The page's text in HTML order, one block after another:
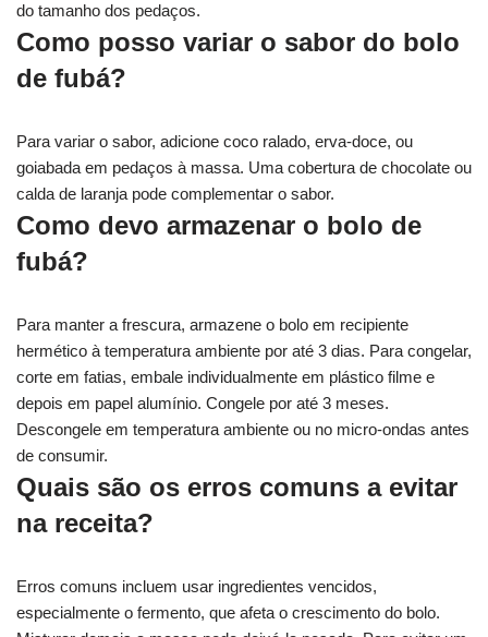
do tamanho dos pedaços.
Como posso variar o sabor do bolo
de fubá?
Para variar o sabor, adicione coco ralado, erva-doce, ou
goiabada em pedaços à massa. Uma cobertura de chocolate ou
calda de laranja pode complementar o sabor.
Como devo armazenar o bolo de
fubá?
Para manter a frescura, armazene o bolo em recipiente
hermético à temperatura ambiente por até 3 dias. Para congelar,
corte em fatias, embale individualmente em plástico filme e
depois em papel alumínio. Congele por até 3 meses.
Descongele em temperatura ambiente ou no micro-ondas antes
de consumir.
Quais são os erros comuns a evitar
na receita?
Erros comuns incluem usar ingredientes vencidos,
especialmente o fermento, que afeta o crescimento do bolo.